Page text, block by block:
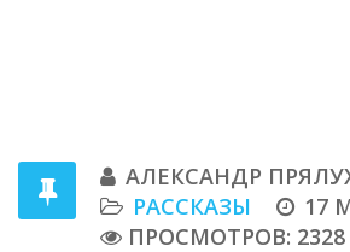
АЛЕКСАНДР
РАССКАЗЫ
17
ПРОСМОТРОВ: 2328